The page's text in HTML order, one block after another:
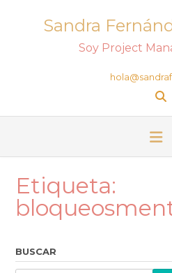
Sandra
Soy Project
Etiqueta:
BUSCAR